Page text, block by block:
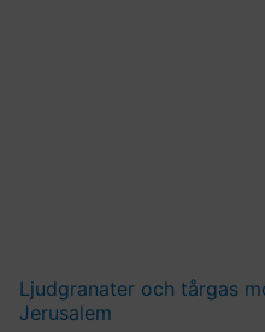
Ljudgranater och tårgas
Jerusalem